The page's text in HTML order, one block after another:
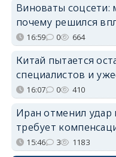
Виноваты соцсети:
почему решился
16:59 0 664
Китай пытается
специалистов и
16:07 0 410
Иран отменил удар
требует
15:46 3 1183